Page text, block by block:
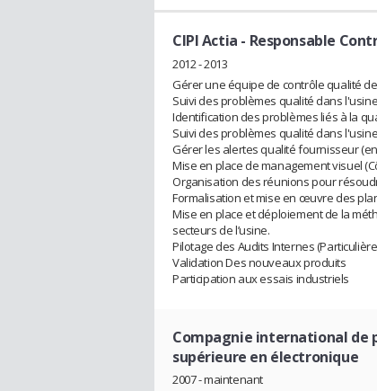
CIPI Actia - Responsable
2012 - 2013
Gérer une équipe de contrôle qualité
Suivi des problèmes qualité dans
Identification des problèmes liés à la
Suivi des problèmes qualité dans
Gérer les alertes qualité fournisseur
Mise en place de management visuel
Organisation des réunions pour
Formalisation et mise en œuvre des
Mise en place et déploiement de la
secteurs de l’usine.
Pilotage des Audits Internes
Validation Des nouveaux produits
Participation aux essais industriels
Compagnie international de
supérieure en électronique
2007 - maintenant